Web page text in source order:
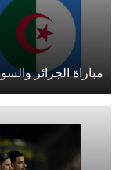
مباراة الجزائر